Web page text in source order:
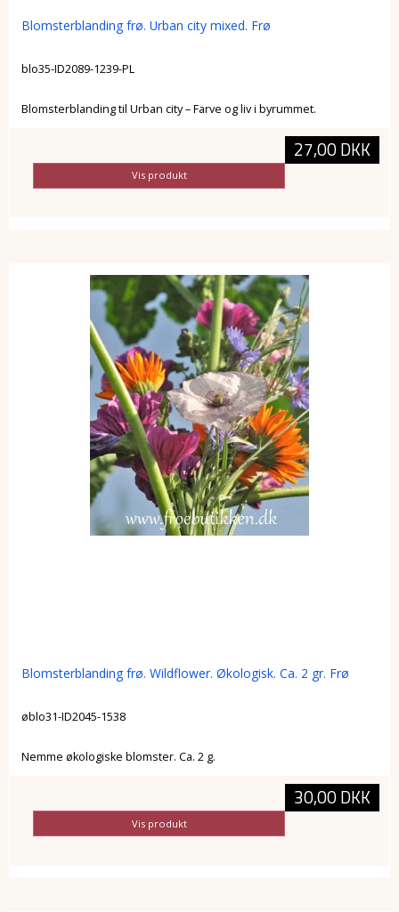
Blomsterblanding frø. Urban city mixed. Frø
blo35-ID2089-1239-PL
Blomsterblanding til Urban city – Farve og liv i byrummet.
27,00 DKK
Vis produkt
Blomsterblanding frø. Wildflower. Økologisk. Ca. 2 gr. Frø
øblo31-ID2045-1538
Nemme økologiske blomster. Ca. 2 g.
30,00 DKK
Vis produkt